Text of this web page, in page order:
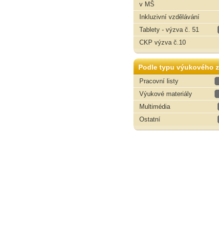
v MŠ
Inkluzivní vzdělávání
Tablety - výzva č. 51
CKP výzva č.10
Podle typu výukového
Pracovní listy
Výukové materiály
Multimédia
Ostatní